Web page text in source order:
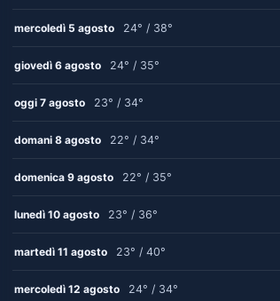
mercoledì 5 agosto 24° / 38°
giovedì 6 agosto 24° / 35°
oggi 7 agosto 23° / 34°
domani 8 agosto 22° / 34°
domenica 9 agosto 22° / 35°
lunedì 10 agosto 23° / 36°
martedì 11 agosto 23° / 40°
mercoledì 12 agosto 24° / 34°